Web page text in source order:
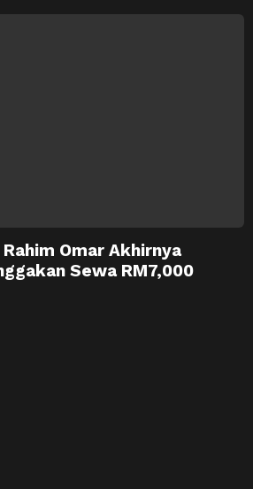
Omar Akhirnya
Sewa RM7,000